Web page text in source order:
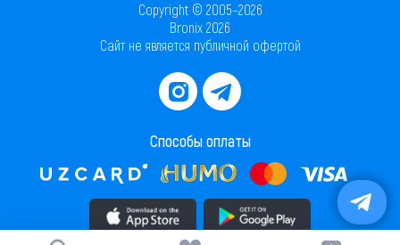
Copyright © 2005–2026
Bronix 2026
Сайт не является публичной офертой
Способы оплаты
Скачать приложение в AppStore Скачать приложение в PlayMarket